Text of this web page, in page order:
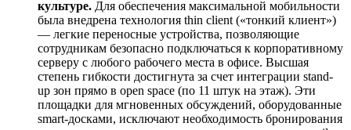
культуре. Для обеспечения максимальной мобильности
была внедрена технология thin client («тонкий клиент»)
— легкие переносные устройства, позволяющие
сотрудникам безопасно подключаться к корпоративному
серверу с любого рабочего места в офисе. Высшая
степень гибкости достигнута за счет интеграции stand-
up зон прямо в open space (по 11 штук на этаж). Эти
площадки для мгновенных обсуждений, оборудованные
smart-досками, исключают необходимость бронирования